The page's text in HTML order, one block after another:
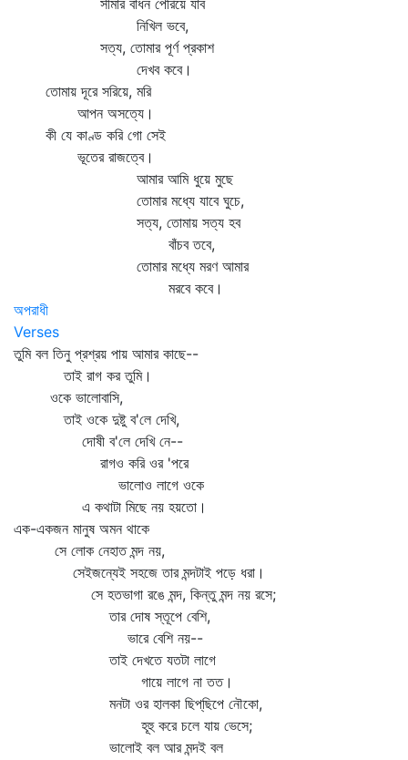
সীমার বাঁধন পেরিয়ে যাব
নিখিল ভবে,
সত্য, তোমার পূর্ণ প্রকাশ
দেখব কবে।
তোমায় দূরে সরিয়ে, মরি
আপন অসত্যে।
কী যে কাণ্ড করি গো সেই
ভূতের রাজত্বে।
আমার আমি ধুয়ে মুছে
তোমার মধ্যে যাবে ঘুচে,
সত্য, তোমায় সত্য হব
বাঁচব তবে,
তোমার মধ্যে মরণ আমার
মরবে কবে।
অপরাধী
Verses
তুমি বল তিনু প্রশ্রয় পায় আমার কাছে--
তাই রাগ কর তুমি।
ওকে ভালোবাসি,
তাই ওকে দুষ্টু ব'লে দেখি,
দোষী ব'লে দেখি নে--
রাগও করি ওর 'পরে
ভালোও লাগে ওকে
এ কথাটা মিছে নয় হয়তো।
এক-একজন মানুষ অমন থাকে
সে লোক নেহাত মন্দ নয়,
সেইজন্যেই সহজে তার মন্দটাই পড়ে ধরা।
সে হতভাগা রঙে মন্দ, কিন্তু মন্দ নয় রসে;
তার দোষ স্তূপে বেশি,
ভারে বেশি নয়--
তাই দেখতে যতটা লাগে
গায়ে লাগে না তত।
মনটা ওর হালকা ছিপ্‌ছিপে নৌকো,
হূহু করে চলে যায় ভেসে;
ভালোই বল আর মন্দই বল